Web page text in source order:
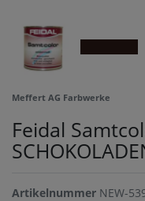
Meffert AG Farbwerke
Feidal
Artikelnummer NEW-